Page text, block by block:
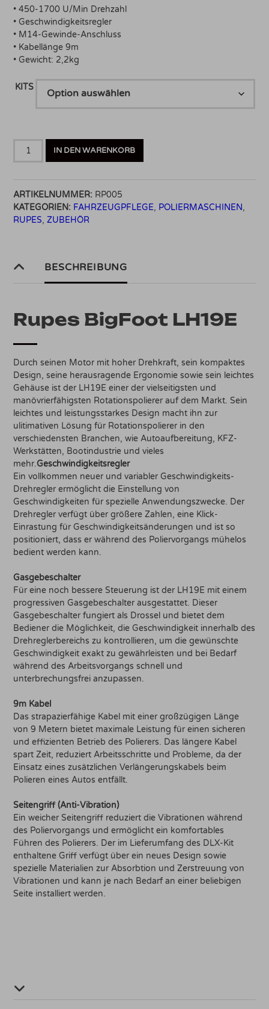
• 450-1700 U/Min Drehzahl
• Geschwindigkeitsregler
• M14-Gewinde-Anschluss
• Kabellänge 9m
• Gewicht: 2,2kg
KITS
Rupes
Menge
IN DEN WARENKORB
ARTIKELNUMMER: RP005
KATEGORIEN: FAHRZEUGPFLEGE, POLIERMASCHINEN,
RUPES,ZUBEHÖR
BESCHREIBUNG
Rupes BigFoot LH19E
Durch seinen Motor mit hoher Drehkraft, sein kompaktes
Design, seine herausragende Ergonomie sowie sein leichtes
Gehäuse ist der LH19E einer der vielseitigsten und
manövrierfähigsten Rotationspolierer auf dem Markt. Sein
leichtes und leistungsstarkes Design macht ihn zur
ulitimativen Lösung für Rotationspolierer in den
verschiedensten Branchen, wie Autoaufbereitung, KFZ-
Werkstätten, Bootindustrie und vieles
mehr.Geschwindigkeitsregler
Ein vollkommen neuer und variabler Geschwindigkeits-
Drehregler ermöglicht die Einstellung von
Geschwindigkeiten für spezielle Anwendungszwecke. Der
Drehregler verfügt über größere Zahlen, eine Klick-
Einrastung für Geschwindigkeitsänderungen und ist so
positioniert, dass er während des Poliervorgangs mühelos
bedient werden kann.
Gasgebeschalter
Für eine noch bessere Steuerung ist der LH19E mit einem
progressiven Gasgebeschalter ausgestattet. Dieser
Gasgebeschalter fungiert als Drossel und bietet dem
Bediener die Möglichkeit, die Geschwindigkeit innerhalb des
Drehreglerbereichs zu kontrollieren, um die gewünschte
Geschwindigkeit exakt zu gewährleisten und bei Bedarf
während des Arbeitsvorgangs schnell und
unterbrechungsfrei anzupassen.
9m Kabel
Das strapazierfähige Kabel mit einer großzügigen Länge
von 9 Metern bietet maximale Leistung für einen sicheren
und effizienten Betrieb des Polierers. Das längere Kabel
spart Zeit, reduziert Arbeitsschritte und Probleme, da der
Einsatz eines zusätzlichen Verlängerungskabels beim
Polieren eines Autos entfällt.
Seitengriff (Anti-Vibration)
Ein weicher Seitengriff reduziert die Vibrationen während
des Poliervorgangs und ermöglicht ein komfortables
Führen des Polierers. Der im Lieferumfang des DLX-Kit
enthaltene Griff verfügt über ein neues Design sowie
spezielle Materialien zur Absorbtion und Zerstreuung von
Vibrationen und kann je nach Bedarf an einer beliebigen
Seite installiert werden.